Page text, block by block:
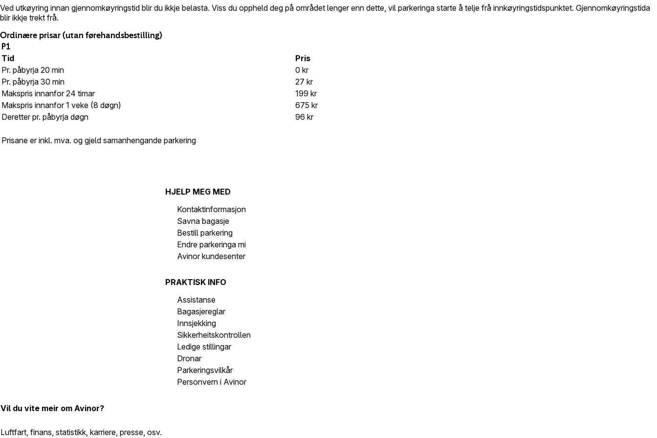
Ved utkøyring innan gjennomkøyringstid blir du ikkje belasta. Viss du oppheld deg på området lenger enn dette, vil parkeringa starte å telje frå innkøyringstidspunktet. Gjennomkøyringstida
blir ikkje trekt frå.
Ordinære prisar (utan førehandsbestilling)
P1
Tid
Pris
Pr. påbyrja 20 min
0 kr
Pr. påbyrja 30 min
27 kr
Makspris innanfor 24 timar
199 kr
Makspris innanfor 1 veke (8 døgn)
675 kr
Deretter pr. påbyrja døgn
96 kr
Prisane er inkl. mva. og gjeld samanhengande parkering
HJELP MEG MED
Kontaktinformasjon
Savna bagasje
Bestill parkering
Endre parkeringa mi
Avinor kundesenter
PRAKTISK INFO
Assistanse
Bagasjereglar
Innsjekking
Sikkerheitskontrollen
Ledige stillingar
Dronar
Parkeringsvilkår
Personvern i Avinor
Vil du vite meir om Avinor?
Luftfart, finans, statistikk, karriere, presse, osv.